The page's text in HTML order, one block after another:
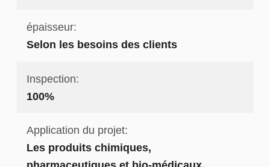
épaisseur:
Selon les besoins des clients
Inspection:
100%
Application du projet:
Les produits chimiques,